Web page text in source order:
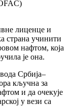
лиценце и
страна учинити
нафтом, која
је она.
Србија–
кључна за
и да очекује
у вези са